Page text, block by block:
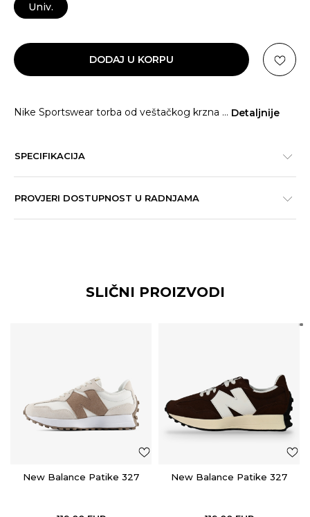
Univ.
DODAJ U KORPU
Nike Sportswear torba od veštačkog krzna ... Detaljnije
SPECIFIKACIJA
PROVJERI DOSTUPNOST U RADNJAMA
SLIČNI PROIZVODI
New Balance Patike 327 New Balance Patike 327